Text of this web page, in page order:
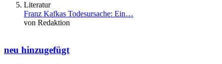
Literatur
Franz Kafkas Todesursache: Ein…
von Redaktion
neu hinzugefügt